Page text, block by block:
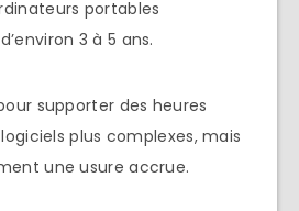
portables
3 à 5 ans.
supporter des heures
plus complexes, mais
une usure accrue.